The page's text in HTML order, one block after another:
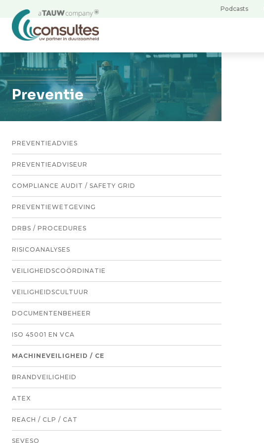
Podcasts
Preventie
Sub
navigation
milieu
preventie
PREVENTIEADVIES
PREVENTIEADVISEUR
COMPLIANCE AUDIT / SAFETY GRID
PREVENTIEWETGEVING
DRBS / PROCEDURES
RISICOANALYSES
VEILIGHEIDSCOÖRDINATIE
VEILIGHEIDSCULTUUR
DOCUMENTENBEHEER
ISO 45001 EN VCA
MACHINEVEILIGHEID / CE
BRANDVEILIGHEID
ATEX
REACH / CLP / CAT
SEVESO